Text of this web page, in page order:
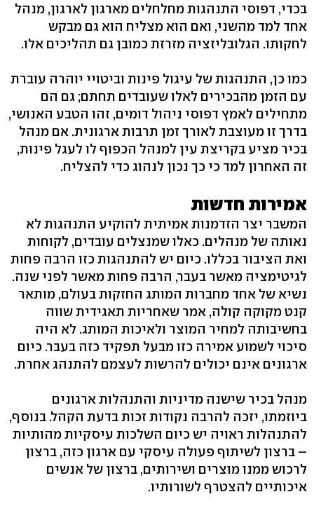
בכדי, דפוסי התנהגות מחלחלים מארגון לארגון, מנהל
אחד למד מהשני, ואם הוא מצליח הוא גם מבקש
לחקותו. הגלובליזציה מזרזת כמובן גם תהליכים אלו.
כמו כן, התנהגות של עיגול פינות וביטויי יוהרה עוברת
עם הזמן מהבכירים לאלו שעובדים תחתם; גם הם
מתחילים לאמץ דפוסי ניהול דומים, זהו הטבע האנושי,
בדרך זו מעוצבת לאורך זמן תרבות ארגונית. אם מנהל
בכיר מציע בקריצת עין למנהל הכפוף לו לעגל פינות,
זה האחרון למד כי כך נכון לנהוג כדי להצליח.
אמירות חדשות
המשבר יצר הזדמנות אמיתית להוקיע התנהגות לא
נאותה של מנהלים. כאלו שמנצלים עובדים, לקוחות
ואת הציבור בכללו. כיום יש להתנהגות כזו הרבה פחות
לגיטימציה מאשר בעבר, הרבה פחות מאשר לפני שנה.
נשיא של אחד מחברות המותג החזקות בעולם, מותאר
קנט מקוקה קולה, אמר שאחריות תאגידית שווה
בחשיבותה למחיר המוצר ולאיכות המותג. לא היה
סיכוי לשמוע אמירה כזו מבעל תפקיד כזה בעבר. כיום
ארגונים אינם יכולים להרשות לעצמם להתנהג אחרת.
מנהל בכיר שישנה מדיניות והתנהלות ארגונים
ביוזמתו, יזכה להרבה נקודות זכות בדעת הקהל. בנוסף,
להתנהלות ראויה יש כיום השלכות עיסקיות מהותיות
– ברצון לשיתוף פעולה עיסקי עם ארגון כזה, ברצון
לרכוש ממנו מוצרים ושירותים, ברצון של אנשים
איכותיים להצטרף לשורותיו.